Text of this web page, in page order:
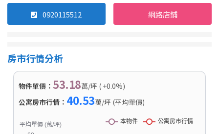
0920115512 網路店鋪
房市行情分析
物件單價： 53.18萬/坪 ( +0.0%)
公寓房市行情： 40.53萬/坪 (平均單價)